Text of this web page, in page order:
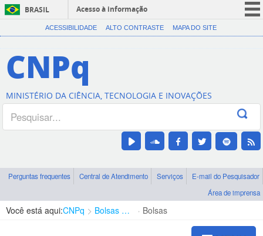
BRASIL
Acesso à informação
CORONAVÍRUS (COVID-19)
Canais
ACESSIBILIDADE ALTO CONTRASTE MAPA DO SITE
CNPq
MINISTÉRIO DA CIÊNCIA, TECNOLOGIA E INOVAÇÕES
Perguntas frequentes Central de Atendimento Serviços
E-mail do Pesquisador
Área de imprensa
Você está aqui:CNPq Bolsas e Auxílios Vigentes Bolsas